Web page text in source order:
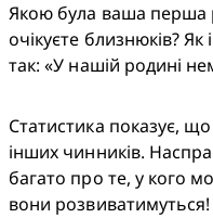
Якою була ваша перша
очікуєте близнюків?
так: «У нашій родині
Статистика показує,
інших чинників.
багато про те, у кого
вони розвиватимуться!